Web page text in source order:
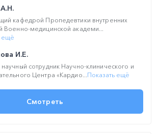
кафедрой Пропедевтики внутренних
Военно-медицинской академи...
ещё
И.Е.
сотрудник Научно-клинического и
Центра «Кардио...Показать ещё
Смотреть